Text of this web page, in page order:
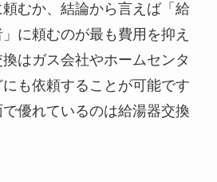
むか、結論から言えば「給
に頼むのが最も費用を抑え
はガス会社やホームセンタ
も依頼することが可能です
優れているのは給湯器交換